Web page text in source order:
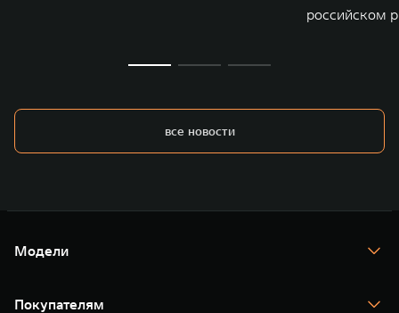
российском
все новости
Модели
TANK 400
Покупателям